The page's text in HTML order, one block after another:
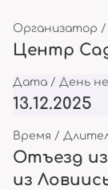
Организатор
Центр
Дата / День
13.12.2025
Время /
Отъезд
из